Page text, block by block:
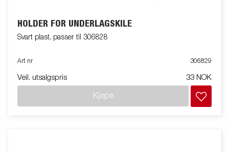
HOLDER FOR UNDERLAGSKILE
Svart plast, passer til 306828
Art nr 306829
Veil. utsalgspris 33 NOK
Kjøpe